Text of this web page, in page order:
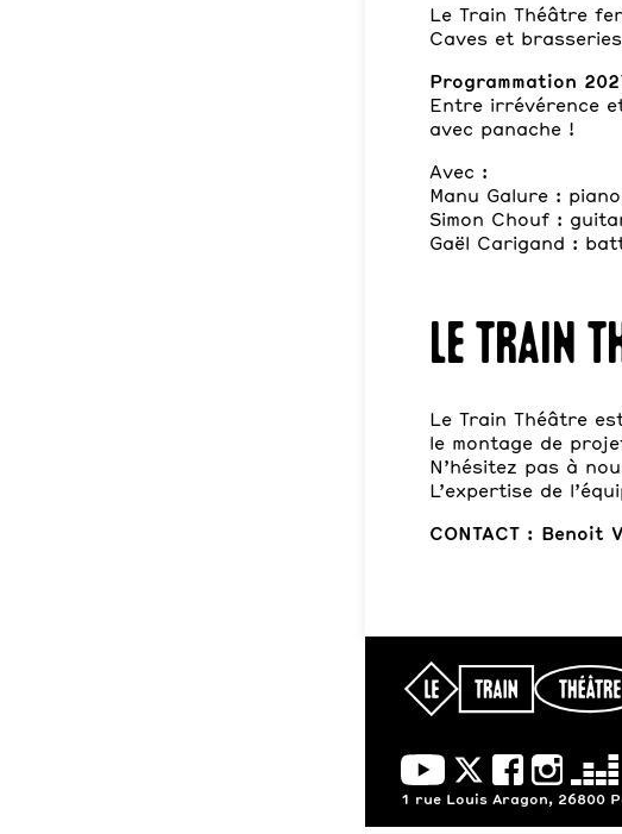
Le Train Théâtre
Caves et
Programmation
Entre irrévérence
avec panache !
Avec :
Manu Galure :
Simon Chouf :
Gaël Carigand :
Le Train
Le Train Théâtre
le montage de
N’hésitez pas à
L’expertise de
CONTACT :
1 rue Louis Aragon, 26800